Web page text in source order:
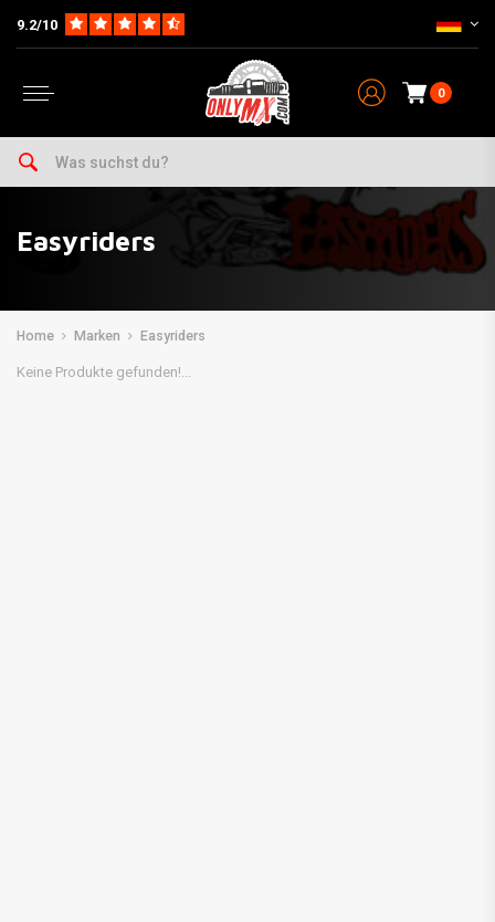
9.2/10
0
Easyriders
Home Marken Easyriders
Keine Produkte gefunden!...